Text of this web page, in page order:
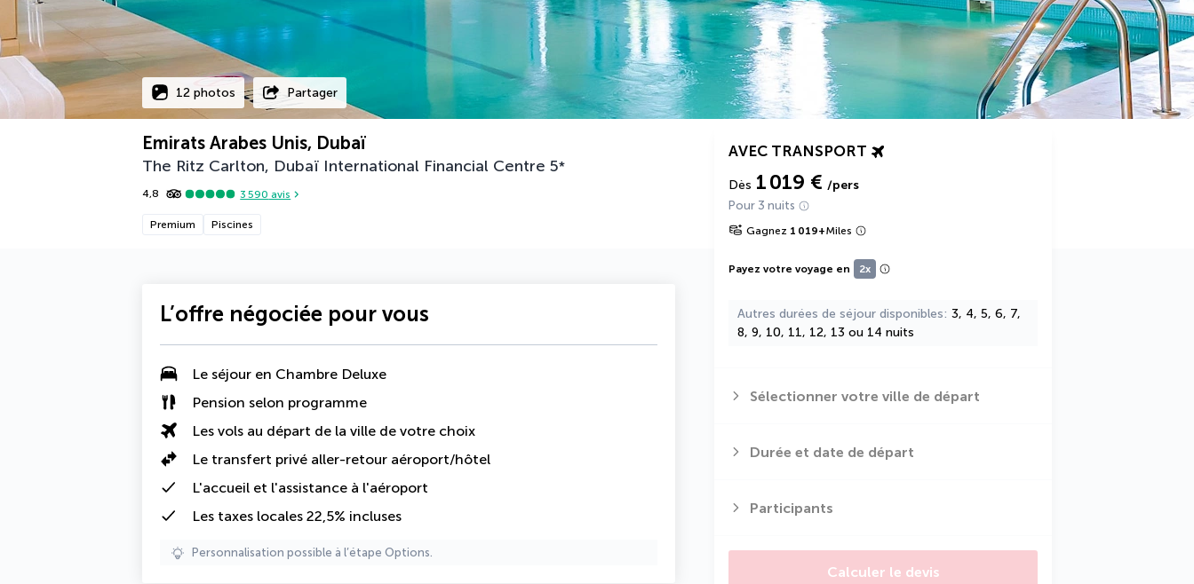
12 photos Partager
Emirats Arabes Unis, Dubaï
The Ritz Carlton, Dubaï International Financial Centre 5*
4,8 3 590 avis
Premium Piscines
AVEC TRANSPORT
Dès 1 019 € /pers
Pour 3 nuits
Gagnez 1 019+Miles
Payez votre voyage en 2x
Autres durées de séjour disponibles 3, 4, 5, 6, 7,
8, 9, 10, 11, 12, 13 ou 14 nuits
Sélectionner votre ville de départ
Durée et date de départ
Participants
Calculer le devis
L’offre négociée pour vous
Le séjour en Chambre Deluxe
Pension selon programme
Les vols au départ de la ville de votre choix
Le transfert privé aller-retour aéroport/hôtel
L'accueil et l'assistance à l'aéroport
Les taxes locales 22,5% incluses
Personnalisation possible à l’étape Options.